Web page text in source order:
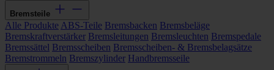
Bremsteile
Alle Produkte ABS-Teile Bremsbacken Bremsbeläge
Bremskraftverstärker Bremsleitungen Bremsleuchten Bremspedale
Bremssättel Bremsscheiben Bremsscheiben- & Bremsbelagsätze
Bremstrommeln Bremszylinder Handbremsseile